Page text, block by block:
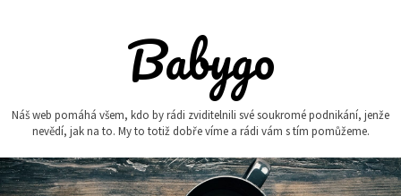
Babygo
Náš web pomáhá všem, kdo by rádi zviditelnili své soukromé podnikání, jenže
nevědí, jak na to. My to totiž dobře víme a rádi vám s tím pomůžeme.